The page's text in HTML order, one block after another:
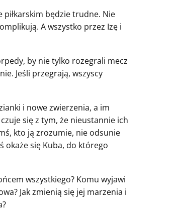
piłkarskim będzie trudne. Nie
A wszystko przez Izę i
by nie tylko rozegrali mecz
Jeśli przegrają, wszyscy
i nowe zwierzenia, a im
się z tym, że nieustannie ich
kto ją zrozumie, nie odsunie
okaże się Kuba, do którego
wszystkiego? Komu wyjawi
Jak zmienią się jej marzenia i